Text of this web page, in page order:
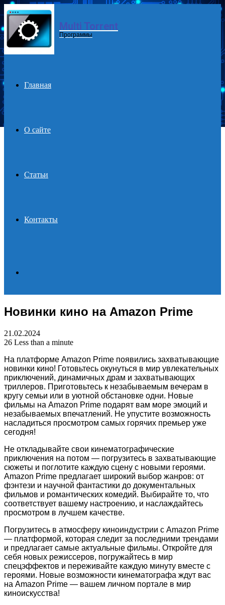
Menu Multi Torrent
Программы
Главная
О сайте
Статьи
Контакты
for
Новинки кино на Amazon Prime
21.02.2024
26 Less than a minute
На платформе Amazon Prime появились захватывающие
новинки кино! Готовьтесь окунуться в мир увлекательных
приключений, динамичных драм и захватывающих
триллеров. Приготовьтесь к незабываемым вечерам в
кругу семьи или в уютной обстановке одни. Новые
фильмы на Amazon Prime подарят вам море эмоций и
незабываемых впечатлений. Не упустите возможность
насладиться просмотром самых горячих премьер уже
сегодня!
Не откладывайте свои кинематографические
приключения на потом — погрузитесь в захватывающие
сюжеты и поглотите каждую сцену с новыми героями.
Amazon Prime предлагает широкий выбор жанров: от
фэнтези и научной фантастики до документальных
фильмов и романтических комедий. Выбирайте то, что
соответствует вашему настроению, и наслаждайтесь
просмотром в лучшем качестве.
Погрузитесь в атмосферу киноиндустрии с Amazon Prime
— платформой, которая следит за последними трендами
и предлагает самые актуальные фильмы. Откройте для
себя новых режиссеров, погружайтесь в мир
спецэффектов и переживайте каждую минуту вместе с
героями. Новые возможности кинематографа ждут вас
на Amazon Prime — вашем личном портале в мир
киноискусства!